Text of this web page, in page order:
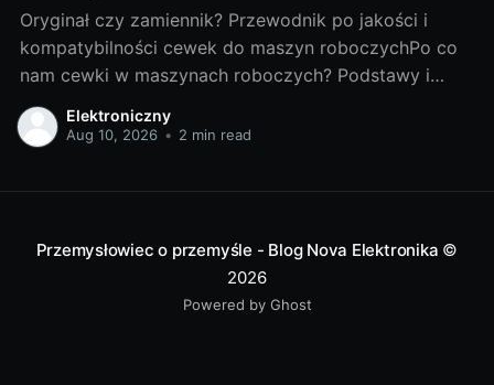
Oryginał czy zamiennik? Przewodnik po jakości i
kompatybilności cewek do maszyn roboczychPo co
nam cewki w maszynach roboczych? Podstawy i
kontekstCewka elektromagnetyczna to mały element,
który decyduje o dużych rzeczach: załącza zawory,
Elektroniczny
Aug 10, 2026 • 2 min read
Przemysłowiec o przemyśle - Blog Nova Elektronika ©
2026
Powered by Ghost